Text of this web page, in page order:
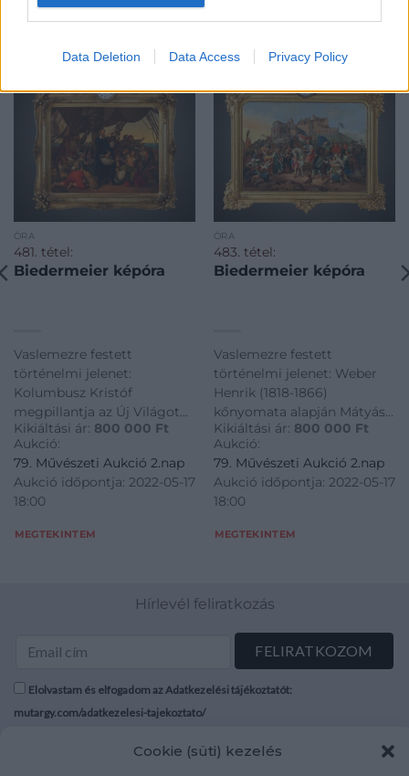
Data Deletion Data Access Privacy Policy
Cookie (süti) kezelés
KAPCSOLÓDÓ MŰTÁRGYAK
ÓRA
481. tétel:
Biedermeier képóra
Vaslemezre festett
történelmi jelenet:
Kolumbusz Kristóf
megpillantja az Új Világot
(Kolumbusz felfedezi
Amerikát), Christian Ruben
1846-ban készült festménye
után. 1/4 ütős, festett
zománclapos óraszerkezet,
Kikiáltási ár: 800 000 Ft
Aukció:
79. Művészeti Aukció 2.nap
Aukció időpontja: 2022-05-17
18:00
MEGTEKINTEM
ÓRA
483. tétel:
Biedermeier képóra
Vaslemezre festett
történelmi jelenet: Weber
Henrik (1818-1866)
kőnyomata alapján Mátyás
király bevonulása Buda
várába, 1458. 1/4 ütős, festett
zománclapos óraszerkezet
aranyozott blondel
keretben. Működőképes,
Kikiáltási ár: 800 000 Ft
Aukció:
79. Művészeti Aukció 2.nap
Aukció időpontja: 2022-05-17
18:00
MEGTEKINTEM
Hírlevél feliratkozás
Elolvastam és elfogadom az Adatkezelési tájékoztatót:
mutargy.com/adatkezelesi-tajekoztato/
Áraink